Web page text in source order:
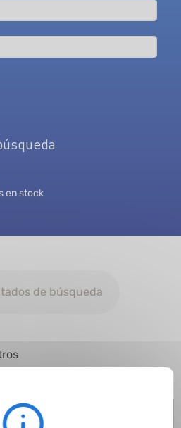
en stock
de búsqueda
Ø interior